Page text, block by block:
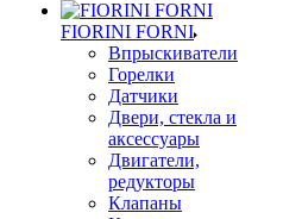
FIORINI FORNI
Впрыскиватели
Горелки
Датчики
Двери, стекла и
аксессуары
Двигатели,
редукторы
Клапаны